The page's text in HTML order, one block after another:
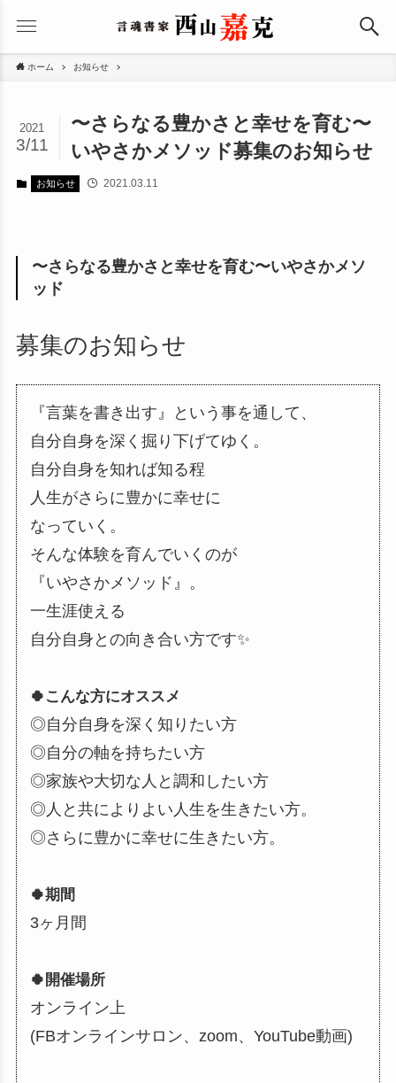
ホーム お知らせ
〜さらなる豊かさと幸せを育む〜
いやさかメソッド募集のお知らせ
2021
3/11
お知らせ 2021.03.11
〜さらなる豊かさと幸せを育む〜いやさかメソ
ッド
募集のお知らせ
『言葉を書き出す』という事を通して、
自分自身を深く掘り下げてゆく。
自分自身を知れば知る程
人生がさらに豊かに幸せに
なっていく。
そんな体験を育んでいくのが
『いやさかメソッド』。
一生涯使える
自分自身との向き合い方です✨
🍀こんな方にオススメ
◎自分自身を深く知りたい方
◎自分の軸を持ちたい方
◎家族や大切な人と調和したい方
◎人と共によりよい人生を生きたい方。
◎さらに豊かに幸せに生きたい方。
🍀期間
3ヶ月間
🍀開催場所
オンライン上
(FBオンラインサロン、zoom、YouTube動画)